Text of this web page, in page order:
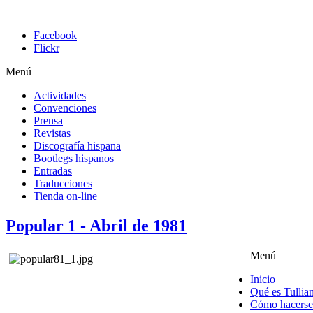
Facebook
Flickr
Menú
Actividades
Convenciones
Prensa
Revistas
Discografía hispana
Bootlegs hispanos
Entradas
Traducciones
Tienda on-line
Popular 1 - Abril de 1981
Menú
Inicio
Qué es
Cómo